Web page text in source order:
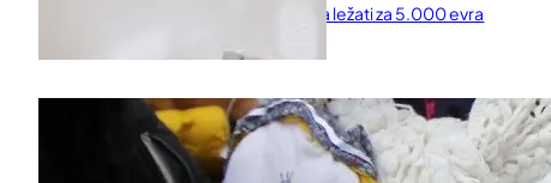
koji će 10 dana ležati za 5.000 evra
Saveti za Zdrav Božićni Post 2025
novembar 28, 2025